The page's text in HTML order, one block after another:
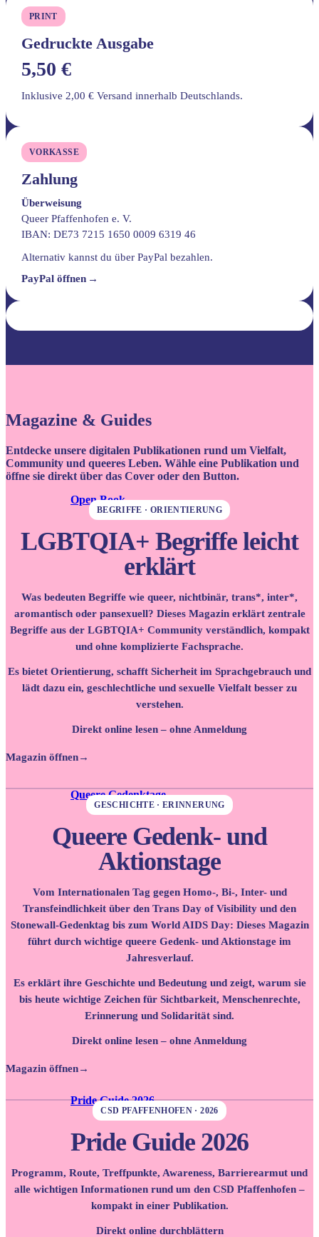
PRINT
Gedruckte Ausgabe
5,50 €
Inklusive 2,00 € Versand innerhalb Deutschlands.
VORKASSE
Zahlung
Überweisung
Queer Pfaffenhofen e. V.
IBAN: DE73 7215 1650 0009 6319 46
Alternativ kannst du über PayPal bezahlen.
PayPal öffnen
Magazine & Guides
Entdecke unsere digitalen Publikationen rund um Vielfalt,
Community und queeres Leben. Wähle eine Publikation und
öffne sie direkt über das Cover oder den Button.
Open Book
BEGRIFFE · ORIENTIERUNG
LGBTQIA+ Begriffe leicht
erklärt
Was bedeuten Begriffe wie queer, nichtbinär, trans*, inter*,
aromantisch oder pansexuell? Dieses Magazin erklärt zentrale
Begriffe aus der LGBTQIA+ Community verständlich, kompakt
und ohne komplizierte Fachsprache.
Es bietet Orientierung, schafft Sicherheit im Sprachgebrauch und
lädt dazu ein, geschlechtliche und sexuelle Vielfalt besser zu
verstehen.
Direkt online lesen – ohne Anmeldung
Magazin öffnen→
Queere Gedenktage
GESCHICHTE · ERINNERUNG
Queere Gedenk- und
Aktionstage
Vom Internationalen Tag gegen Homo-, Bi-, Inter- und
Transfeindlichkeit über den Trans Day of Visibility und den
Stonewall-Gedenktag bis zum World AIDS Day: Dieses Magazin
führt durch wichtige queere Gedenk- und Aktionstage im
Jahresverlauf.
Es erklärt ihre Geschichte und Bedeutung und zeigt, warum sie
bis heute wichtige Zeichen für Sichtbarkeit, Menschenrechte,
Erinnerung und Solidarität sind.
Direkt online lesen – ohne Anmeldung
Magazin öffnen→
Pride Guide 2026
CSD PFAFFENHOFEN · 2026
Pride Guide 2026
Programm, Route, Treffpunkte, Awareness, Barrierearmut und
alle wichtigen Informationen rund um den CSD Pfaffenhofen –
kompakt in einer Publikation.
Direkt online durchblättern